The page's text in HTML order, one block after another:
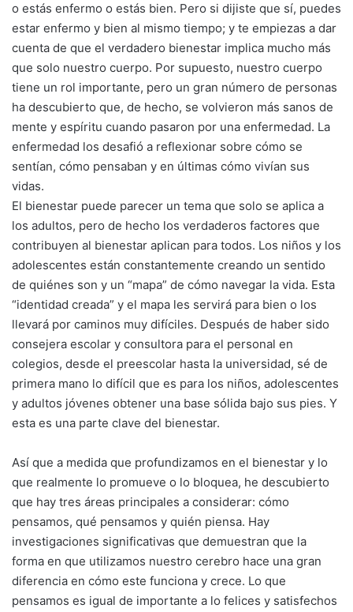
o estás enfermo o estás bien. Pero si dijiste que sí, puedes
estar enfermo y bien al mismo tiempo; y te empiezas a dar
cuenta de que el verdadero bienestar implica mucho más
que solo nuestro cuerpo. Por supuesto, nuestro cuerpo
tiene un rol importante, pero un gran número de personas
ha descubierto que, de hecho, se volvieron más sanos de
mente y espíritu cuando pasaron por una enfermedad. La
enfermedad los desafió a reflexionar sobre cómo se
sentían, cómo pensaban y en últimas cómo vivían sus
vidas.
El bienestar puede parecer un tema que solo se aplica a
los adultos, pero de hecho los verdaderos factores que
contribuyen al bienestar aplican para todos. Los niños y los
adolescentes están constantemente creando un sentido
de quiénes son y un “mapa” de cómo navegar la vida. Esta
“identidad creada” y el mapa les servirá para bien o los
llevará por caminos muy difíciles. Después de haber sido
consejera escolar y consultora para el personal en
colegios, desde el preescolar hasta la universidad, sé de
primera mano lo difícil que es para los niños, adolescentes
y adultos jóvenes obtener una base sólida bajo sus pies. Y
esta es una parte clave del bienestar.
Así que a medida que profundizamos en el bienestar y lo
que realmente lo promueve o lo bloquea, he descubierto
que hay tres áreas principales a considerar: cómo
pensamos, qué pensamos y quién piensa. Hay
investigaciones significativas que demuestran que la
forma en que utilizamos nuestro cerebro hace una gran
diferencia en cómo este funciona y crece. Lo que
pensamos es igual de importante a lo felices y satisfechos